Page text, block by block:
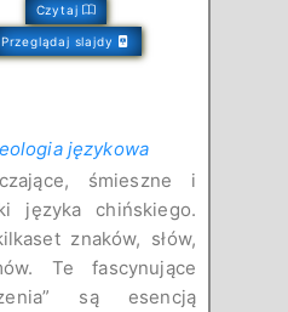
Czytaj
Przeglądaj slajdy
językowa
śmieszne i
języka chińskiego.
znaków, słów,
Te fascynujące
są esencją